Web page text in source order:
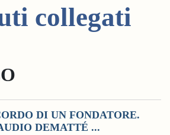
collegati
DI UN FONDATORE.
DEMATTÉ ...